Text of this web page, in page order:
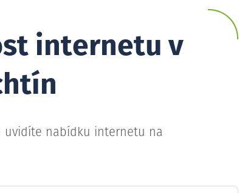
internetu v
uvidíte nabídku internetu na